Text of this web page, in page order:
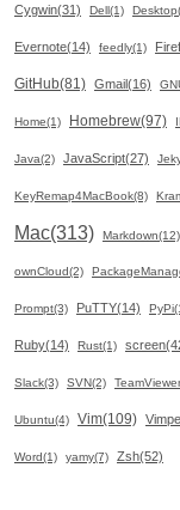
Cygwin(31) Dell(1)
Evernote(14) feedly(1)
GitHub(81) Gmail(16)
Home(1) Homebrew(97)
Java(2) JavaScript(27)
KeyRemap4MacBook(8)
Mac(313) Markdown(12)
ownCloud(2)
Prompt(3) PuTTY(14)
Ruby(14) Rust(1)
Slack(3) SVN(2)
Ubuntu(4) Vim(109)
Word(1) yamy(7) Zsh(52)